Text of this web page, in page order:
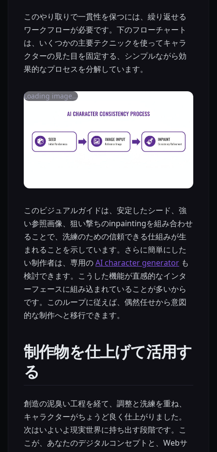
このやり取りで一貫性を保つには、繰り返せる
ワークフローが必要です。下のフローチャート
は、いくつかの主要テクニックを使ってキャラ
クターの見た目を固定する、シンプルながら効
果的なプロセスを分解しています。
Loading image...
このビジュアルガイドは、安定したシード、強
い参照画像、狙い撃ちのinpaintingを組み合わせ
ることで、洗練のための信頼できる仕組みが生
まれることを示しています。さらに簡単にした
い制作者は、専用のAI character generator も
検討できます。こうした機能が直感的なインタ
ーフェースに組み込まれていることが多いから
です。このループに従えば、偶然任せから意図
的な制作へと移行できます。
制作物を仕上げて活用す
る
創造の泥臭い工程を経て、調整と洗練を重ね、
キャラクターがちょうど良く仕上がりました。
次はいよいよ現実世界に持ち出す段階です。こ
こが、あなたのデジタルコンセプトと、Webサ